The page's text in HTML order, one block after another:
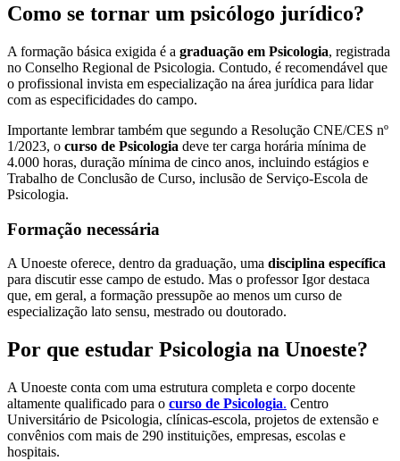
Como se tornar um psicólogo jurídico?
A formação básica exigida é a graduação em Psicologia, registrada
no Conselho Regional de Psicologia. Contudo, é recomendável que
o profissional invista em especialização na área jurídica para lidar
com as especificidades do campo.
Importante lembrar também que segundo a Resolução CNE/CES nº
1/2023, o curso de Psicologia deve ter carga horária mínima de
4.000 horas, duração mínima de cinco anos, incluindo estágios e
Trabalho de Conclusão de Curso, inclusão de Serviço-Escola de
Psicologia.
Formação necessária
A Unoeste oferece, dentro da graduação, uma disciplina específica
para discutir esse campo de estudo. Mas o professor Igor destaca
que, em geral, a formação pressupõe ao menos um curso de
especialização lato sensu, mestrado ou doutorado.
Por que estudar Psicologia na Unoeste?
A Unoeste conta com uma estrutura completa e corpo docente
altamente qualificado para o curso de Psicologia. Centro
Universitário de Psicologia, clínicas-escola, projetos de extensão e
convênios com mais de 290 instituições, empresas, escolas e
hospitais.